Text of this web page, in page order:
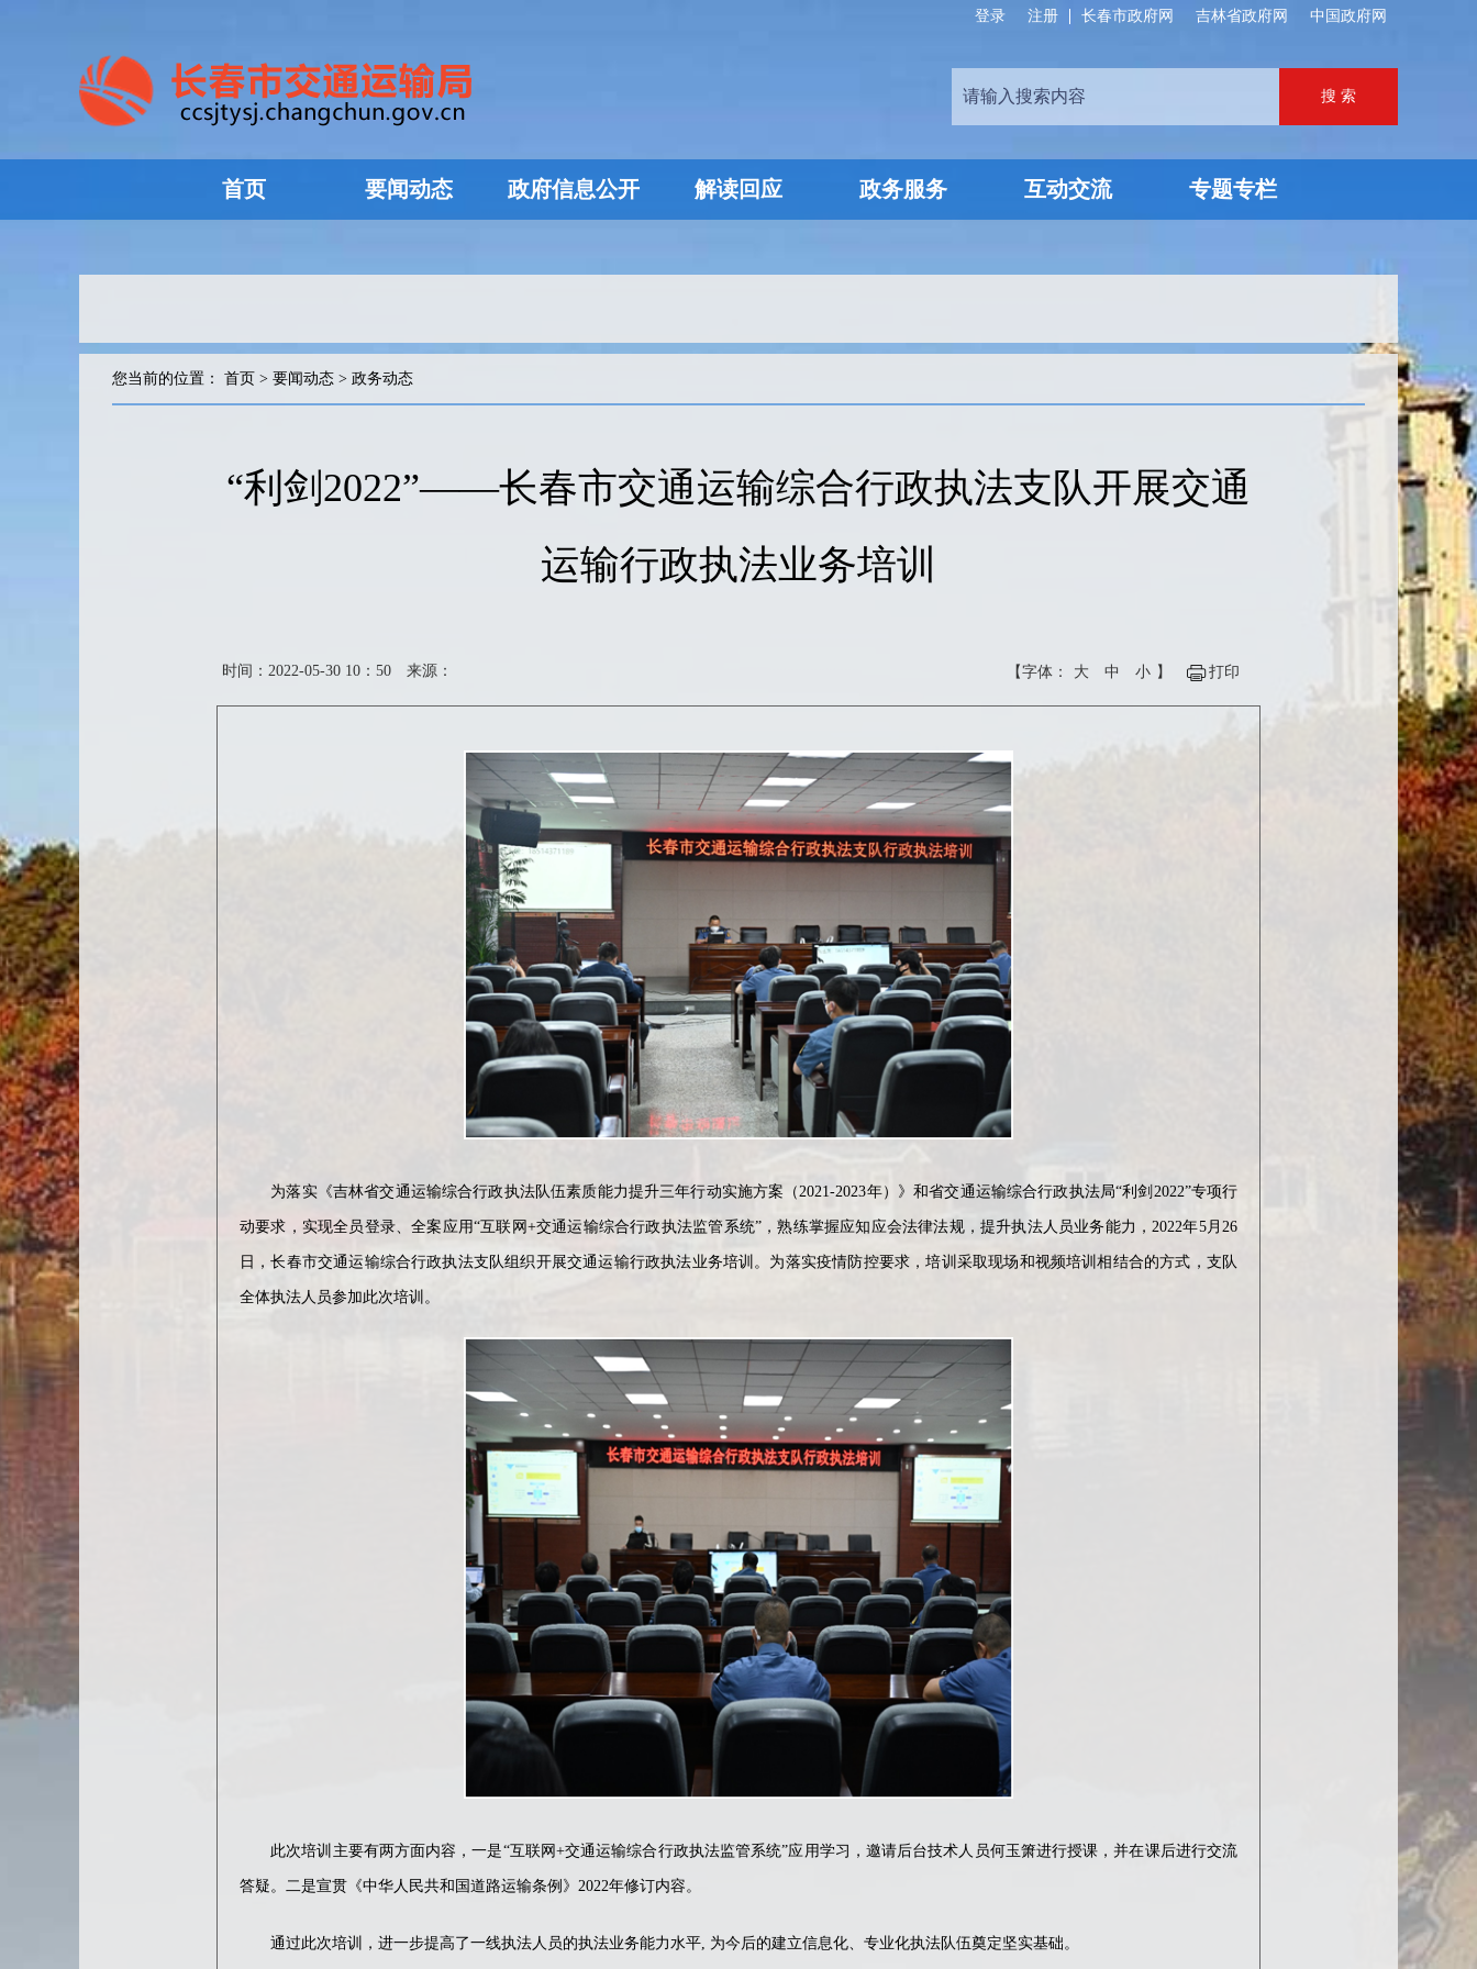
中国政府网
吉林省政府网
长春市政府网
注册
登录
首页 要闻动态 政府信息公开 解读回应 政务服务 互动交流 专题专栏
您当前的位置： 首页 > 要闻动态 > 政务动态
“利剑2022”——长春市交通运输综合行政执法支队开展交通
运输行政执法业务培训
时间：2022-05-30 10：50 来源： 【字体： 大 中 小 】 打印
为落实《吉林省交通运输综合行政执法队伍素质能力提升三年行动实施方案（2021-2023年）》和省交通运输综合行政执法局“利剑2022”专项行
动要求，实现全员登录、全案应用“互联网+交通运输综合行政执法监管系统”，熟练掌握应知应会法律法规，提升执法人员业务能力，2022年5月26
日，长春市交通运输综合行政执法支队组织开展交通运输行政执法业务培训。为落实疫情防控要求，培训采取现场和视频培训相结合的方式，支队
全体执法人员参加此次培训。
此次培训主要有两方面内容，一是“互联网+交通运输综合行政执法监管系统”应用学习，邀请后台技术人员何玉箫进行授课，并在课后进行交流
答疑。二是宣贯《中华人民共和国道路运输条例》2022年修订内容。
通过此次培训，进一步提高了一线执法人员的执法业务能力水平, 为今后的建立信息化、专业化执法队伍奠定坚实基础。